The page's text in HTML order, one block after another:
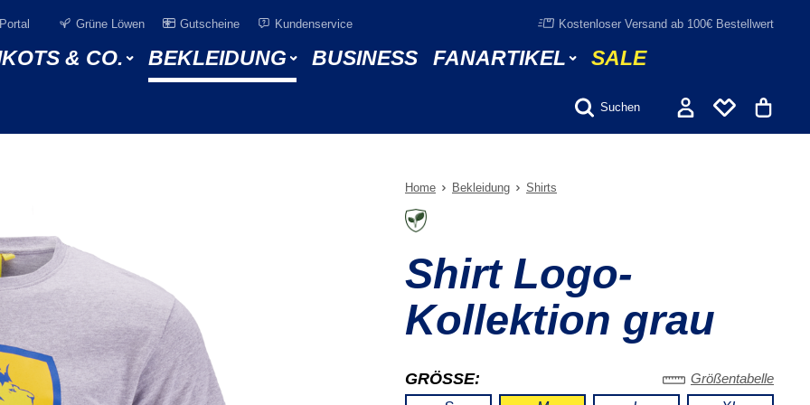
Grüne Löwen Gutscheine Kundenservice Kostenloser Versand ab 100€ Bestellwert
& CO. BEKLEIDUNG BUSINESS FANARTIKEL SALE
Suchen
Home Bekleidung Shirts
Shirt Logo-
Kollektion grau
GRÖSSE:
Größentabelle